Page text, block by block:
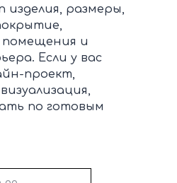
изделия, размеры,
и
Если у вас
проект,
по готовым